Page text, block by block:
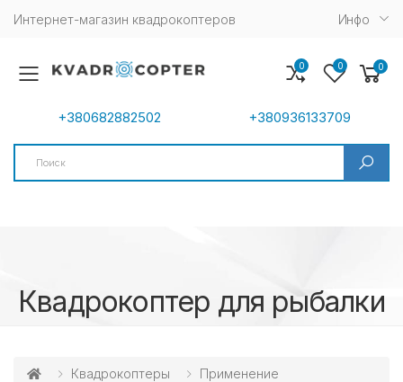
Интернет-магазин квадрокоптеров Инфо
Toggle mobile menu
+380682882502 +380936133709
Search
0 0 0
Квадрокоптер для рыбалки
Квадрокоптеры
Применение